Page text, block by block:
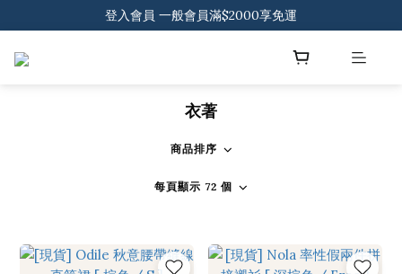
登入會員 一般會員滿$2000享免運
登入會員 一般會員滿$2000享免運
衣著
商品排序
每頁顯示 72 個